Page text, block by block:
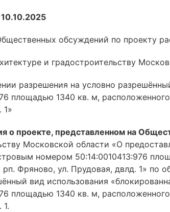
обсуждений по проекту
и градостроительству
разрешения на условно
площадью 1340 кв. м,
1»
о проекте, представленном на
Московской области «О
номером 50:14:0010413:976
Фряново, ул. Прудовая, двлд. 1»
вид использования
площадью 1340 кв. м,
1.